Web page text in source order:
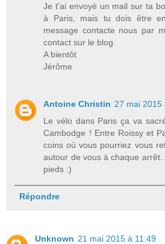
Je t'ai envoyé un mail sur ta
à Paris, mais tu dois être
message contacte nous par
contact sur le blog.
A bientôt
Jérôme
Antoine Christin 27 mai 2015
Le vélo dans Paris ça va
Cambodge ! Entre Roissy et
coins où vous pourriez vous
autour de vous à chaque
pieds :)
Répondre
Unknown 21 mai 2015 à 11:49